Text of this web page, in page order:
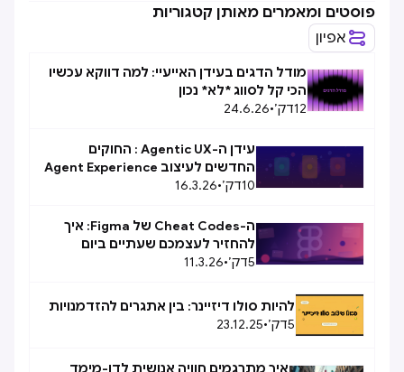
פוסטים ומאמרים מאותן קטגוריות
אפיון
מודל הדגים בעידן האייעיי: למה דווקא עכשיו
הכי קל לסווג *לא* נכון
12דק׳•
24.6.26
עידן ה-Agentic UX : החוקים
החדשים לעיצוב Agent Experience
(AX)
10דק׳•
16.3.26
ה-Cheat Codes של Figma: איך
להחזיר לעצמכם שעתיים ביום
5דק׳•
11.3.26
להיות סולו דיזיינר: בין אתגרים להזדמנויות
5דק׳•
23.12.25
איך מתרגמים חוויה אנושית לדו-מימד